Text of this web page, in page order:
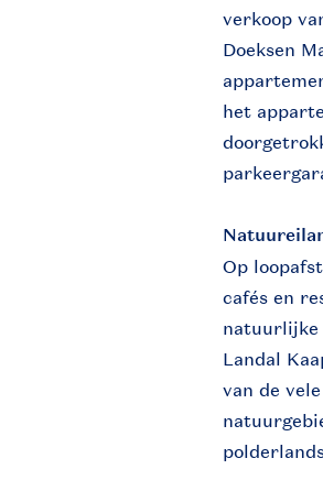
verkoop
Doeksen
het
Op
cafés en
natuurlijke
Landal
van de